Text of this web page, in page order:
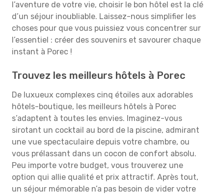
l’aventure de votre vie, choisir le bon hôtel est la clé
d’un séjour inoubliable. Laissez-nous simplifier les
choses pour que vous puissiez vous concentrer sur
l’essentiel : créer des souvenirs et savourer chaque
instant à Porec !
Trouvez les meilleurs hôtels à Porec
De luxueux complexes cinq étoiles aux adorables
hôtels-boutique, les meilleurs hôtels à Porec
s’adaptent à toutes les envies. Imaginez-vous
sirotant un cocktail au bord de la piscine, admirant
une vue spectaculaire depuis votre chambre, ou
vous prélassant dans un cocon de confort absolu.
Peu importe votre budget, vous trouverez une
option qui allie qualité et prix attractif. Après tout,
un séjour mémorable n’a pas besoin de vider votre